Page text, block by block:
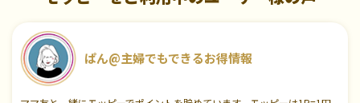
ぱん@主婦でもできるお得情報